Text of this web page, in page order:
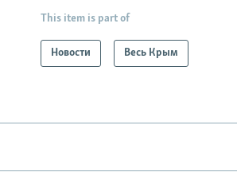
This item is part of
Новости Весь Крым